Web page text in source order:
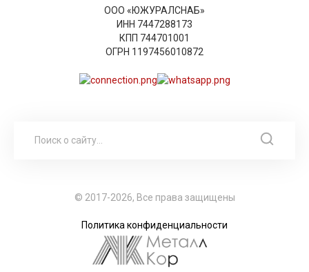
ООО «ЮЖУРАЛСНАБ»
ИНН 7447288173
КПП 744701001
ОГРН 1197456010872
© 2017-2026, Все права защищены
Политика конфиденциальности